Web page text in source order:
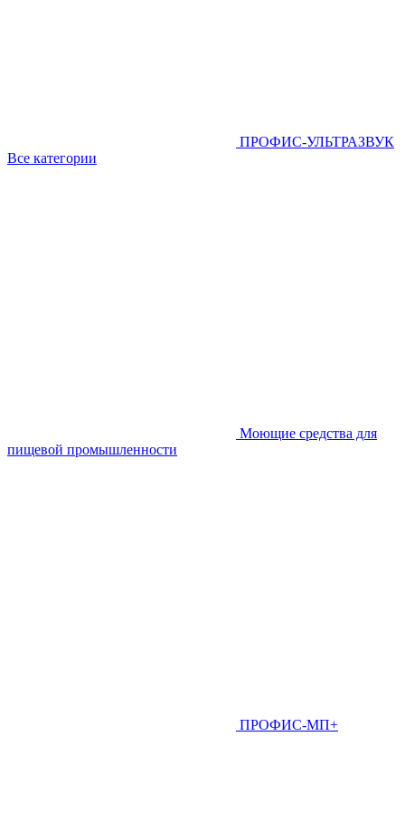
ПРОФИС-УЛЬТРАЗВУК
Все категории
Моющие средства для
пищевой промышленности
ПРОФИС-МП+